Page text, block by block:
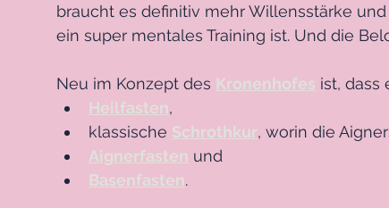
braucht es definitiv mehr Willensstärke
ein super mentales Training ist. Und die
Neu im Konzept des Kronenhofes ist, dass
Heilfasten,
klassische Schrothkur, worin die
Aignerfasten und
Basenfasten.